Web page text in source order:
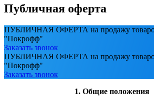
Публичная оферта
ПУБЛИЧНАЯ ОФЕРТА на продажу
"Покрофф"
Заказать звонок
ПУБЛИЧНАЯ ОФЕРТА на продажу
"Покрофф"
Заказать звонок
1. Общие положения